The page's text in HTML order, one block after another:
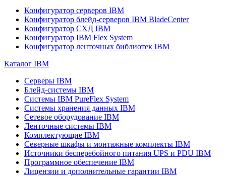
Конфигуратор серверов IBM
Конфигуратор блейд-серверов IBM BladeCenter
Конфигуратор СХД IBM
Конфигуратор IBM Flex System
Конфигуратор ленточных библиотек IBM
Каталог IBM
Серверы IBM
Блейд-системы IBM
Системы IBM PureFlex System
Системы хранения данных IBM
Сетевое оборудование IBM
Ленточные системы IBM
Комплектующие IBM
Северные шкафы и монтажные комплекты IBM
Источники бесперебойного питания UPS и PDU IBM
Программное обеспечение IBM
Лицензии и дополнительные гарантии IBM